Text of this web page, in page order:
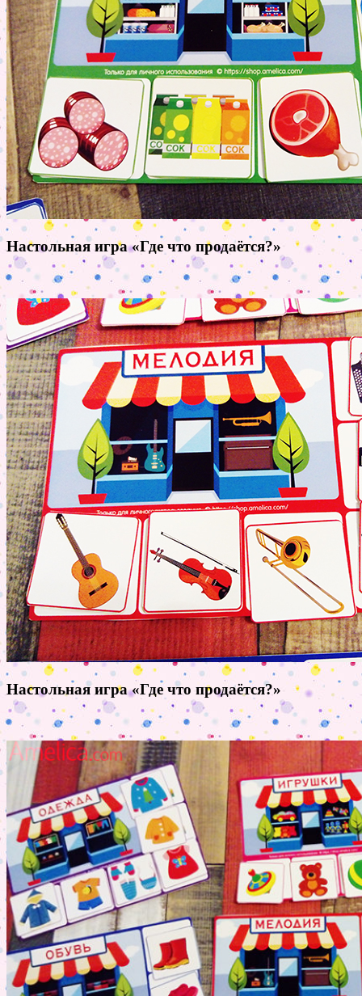
Настольная игра «Где что продаётся?»
Настольная игра «Где что продаётся?»